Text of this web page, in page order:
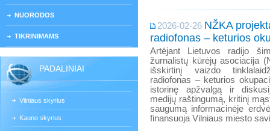
NUORODOS
TIKRINIMAMS
PADALINIAI
Vilniaus skyrius
Kauno skyrius
2026-02-26 NŽKA
radiofonas – keturios
Artėjant Lietuvos radijo
žurnalistų kūrėjų asociacija
išskirtinį vaizdo
radiofonas – keturios
istorinę apžvalgą ir
medijų raštingumą, kritinį
saugumą informacinėje
finansuoja Vilniaus miesto